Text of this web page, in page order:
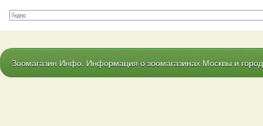
Зоомагазин Инфо. Информация о зоомагазинах Москвы и